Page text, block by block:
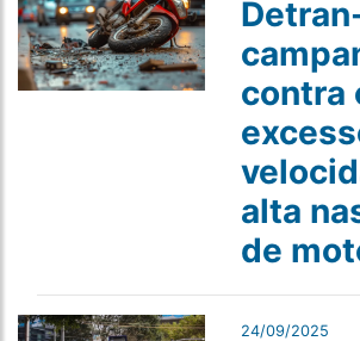
contra
alta
de
24/09/2025